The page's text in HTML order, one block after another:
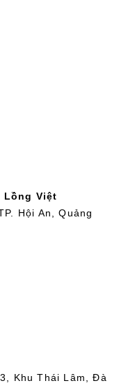
Việt
Hội An, Quảng
Khu Thái Lâm, Đà